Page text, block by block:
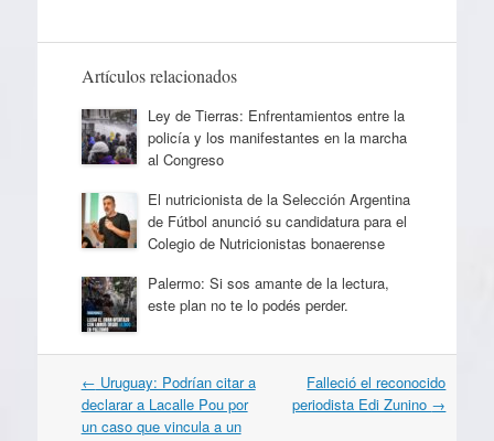
Artículos relacionados
Ley de Tierras: Enfrentamientos entre la
policía y los manifestantes en la marcha
al Congreso
El nutricionista de la Selección Argentina
de Fútbol anunció su candidatura para el
Colegio de Nutricionistas bonaerense
Palermo: Si sos amante de la lectura,
este plan no te lo podés perder.
Navegación
por
artículos
← Uruguay: Podrían citar a
declarar a Lacalle Pou por
un caso que vincula a un
Falleció el reconocido
periodista Edi Zunino →